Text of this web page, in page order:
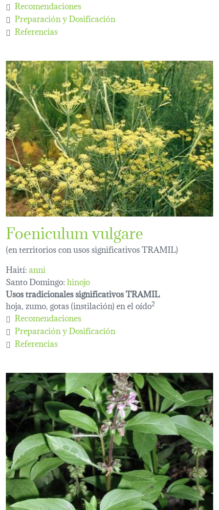
Recomendaciones
Preparación y Dosificación
Referencias
Foeniculum vulgare
(en territorios con usos significativos TRAMIL)
Haití:anni
Santo Domingo:hinojo
Usos tradicionales significativos TRAMIL
hoja, zumo, gotas (instilación) en el oído2
Recomendaciones
Preparación y Dosificación
Referencias